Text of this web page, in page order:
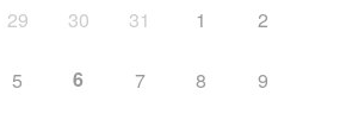
29 30 31 1 2
5 6 7 8 9